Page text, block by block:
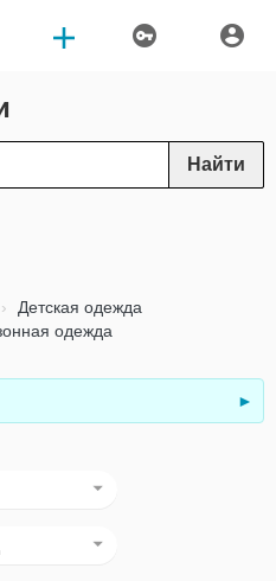
Найти
Детская одежда
одежда
►